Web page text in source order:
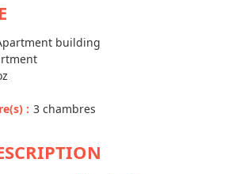
building
: 3 chambres